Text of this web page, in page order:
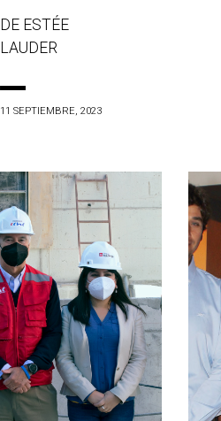
DE ESTÉE
LAUDER
11 SEPTIEMBRE, 2023